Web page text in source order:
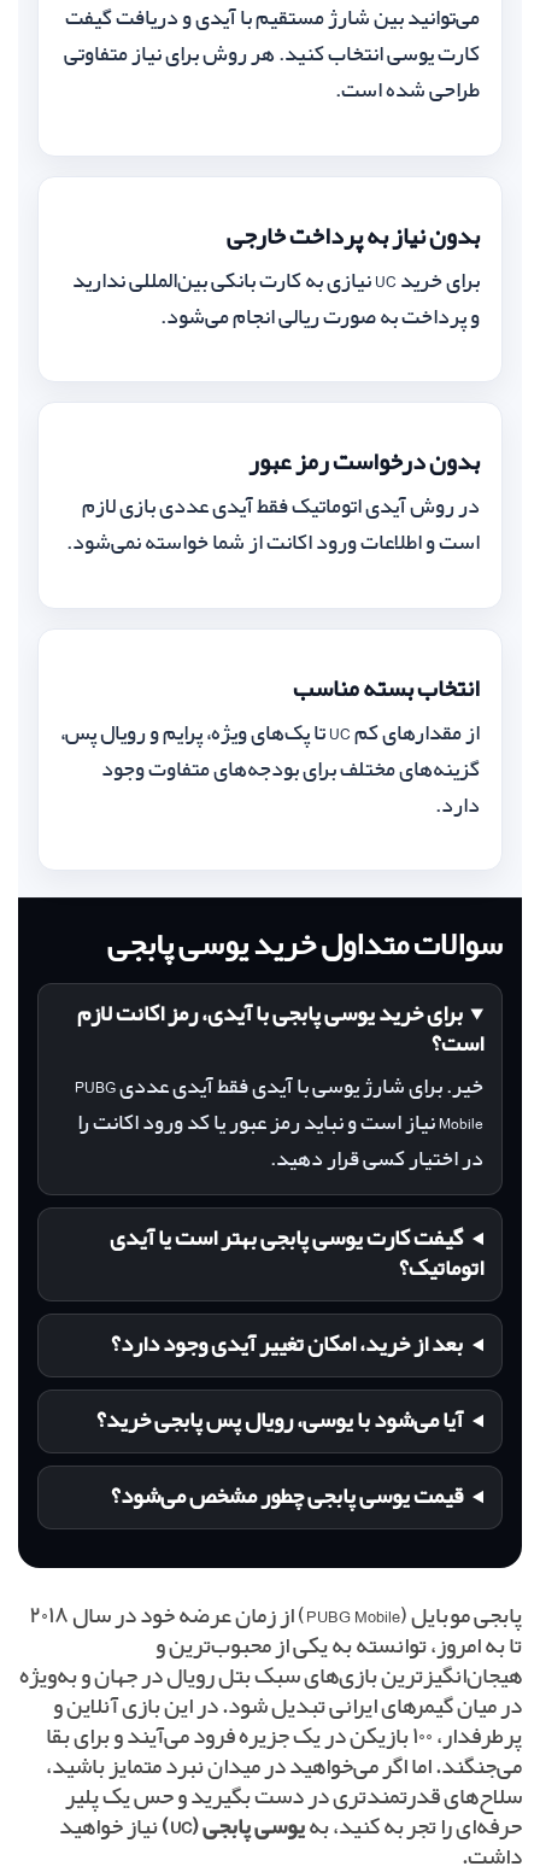
می‌توانید بین شارژ مستقیم با آیدی و دریافت گیفت
کارت یوسی انتخاب کنید. هر روش برای نیاز متفاوتی
طراحی شده است.
بدون نیاز به پرداخت خارجی
برای خرید UC نیازی به کارت بانکی بین‌المللی ندارید
و پرداخت به صورت ریالی انجام می‌شود.
بدون درخواست رمز عبور
در روش آیدی اتوماتیک فقط آیدی عددی بازی لازم
است و اطلاعات ورود اکانت از شما خواسته نمی‌شود.
انتخاب بسته مناسب
از مقدارهای کم UC تا پک‌های ویژه، پرایم و رویال پس،
گزینه‌های مختلف برای بودجه‌های متفاوت وجود
دارد.
سوالات متداول خرید یوسی پابجی
برای خرید یوسی پابجی با آیدی، رمز اکانت لازم
است؟
خیر. برای شارژ یوسی با آیدی فقط آیدی عددی PUBG
Mobile نیاز است و نباید رمز عبور یا کد ورود اکانت را
در اختیار کسی قرار دهید.
گیفت کارت یوسی پابجی بهتر است یا آیدی
اتوماتیک؟
بعد از خرید، امکان تغییر آیدی وجود دارد؟
آیا می‌شود با یوسی، رویال پس پابجی خرید؟
قیمت یوسی پابجی چطور مشخص می‌شود؟
پابجی موبایل (PUBG Mobile) از زمان عرضه خود در سال ۲۰۱۸
تا به امروز، توانسته به یکی از محبوب‌ترین و
هیجان‌انگیزترین بازی‌های سبک بتل رویال در جهان و به‌ویژه
در میان گیمرهای ایرانی تبدیل شود. در این بازی آنلاین و
پرطرفدار، ۱۰۰ بازیکن در یک جزیره فرود می‌آیند و برای بقا
می‌جنگند. اما اگر می‌خواهید در میدان نبرد متمایز باشید،
سلاح‌های قدرتمندتری در دست بگیرید و حس یک پلیر
حرفه‌ای را تجربه کنید، بهیوسی پابجی (UC)
نیاز خواهید
داشت.